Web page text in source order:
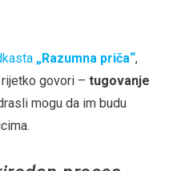
„Razumna priča“,
govori – tugovanje
mogu da im budu